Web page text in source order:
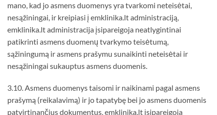
mano, kad jo asmens duomenys yra tvarkomi neteisėtai,
nesąžiningai, ir kreipiasi į emklinika.lt administraciją,
emklinika.lt administracija įsipareigoja neatlygintinai
patikrinti asmens duomenų tvarkymo teisėtumą,
sąžiningumą ir asmens prašymu sunaikinti neteisėtai ir
nesąžiningai sukauptus asmens duomenis.
3.10. Asmens duomenys taisomi ir naikinami pagal asmens
prašymą (reikalavimą) ir jo tapatybę bei jo asmens duomenis
patvirtinančius dokumentus. emklinika.lt įsipareigoja